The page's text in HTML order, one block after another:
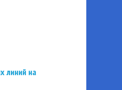
линий на